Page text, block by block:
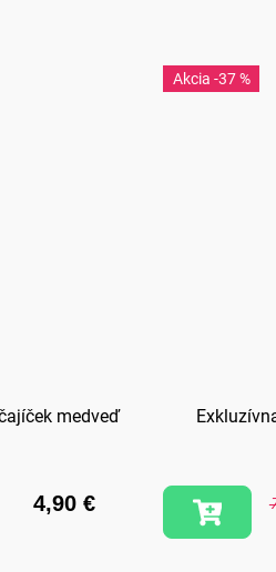
medveď
4,90 €
-37 %